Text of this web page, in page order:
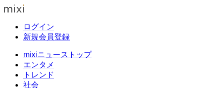
ログイン
新規会員登録
mixiニューストップ
エンタメ
トレンド
社会